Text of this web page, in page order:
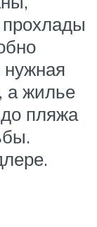
нужная
а жилье
пляжа